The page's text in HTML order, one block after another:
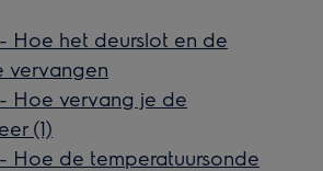
Hoe het deurslot en de
vervangen
Hoe vervang je de
(1)
Hoe de temperatuursonde